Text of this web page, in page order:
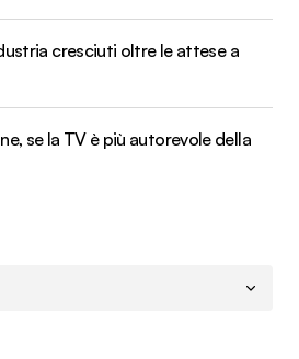
cresciuti oltre le attese a
se la TV è più autorevole della